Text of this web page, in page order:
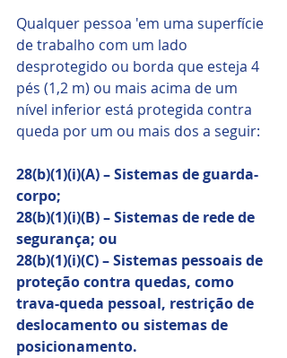
Qualquer pessoa 'em uma superfície
de trabalho com um lado
desprotegido ou borda que esteja 4
pés (1,2 m) ou mais acima de um
nível inferior está protegida contra
queda por um ou mais dos a seguir:
28(b)(1)(i)(A) ​​– Sistemas de guarda-
corpo;
28(b)(1)(i)(B) – Sistemas de rede de
segurança; ou
28(b)(1)(i)(C) – Sistemas pessoais de
proteção contra quedas, como
trava-queda pessoal, restrição de
deslocamento ou sistemas de
posicionamento.